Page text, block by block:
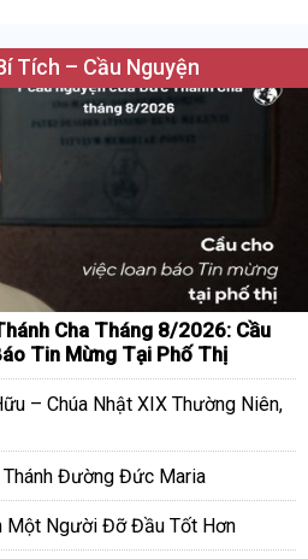
Tích – Cầu Nguyện
Cha Tháng 8/2026: Cầu
Tin Mừng Tại Phố Thị
– Chúa Nhật XIX Thường Niên,
Thánh Đường Đức Maria
Một Người Đỡ Đầu Tốt Hơn